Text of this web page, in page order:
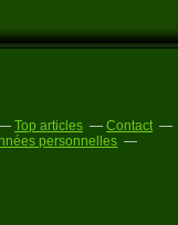
Top articles
Contact
personnelles